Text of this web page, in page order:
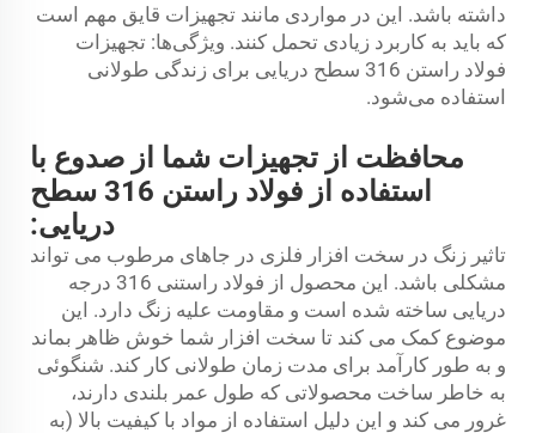
داشته باشد. این در مواردی مانند تجهیزات قایق مهم است
که باید به کاربرد زیادی تحمل کنند. ویژگی‌ها: تجهیزات
فولاد راستن 316 سطح دریایی برای زندگی طولانی
استفاده می‌شود.
محافظت از تجهیزات شما از صدوع با
استفاده از فولاد راستن 316 سطح
دریایی:
تاثیر زنگ در سخت افزار فلزی در جاهای مرطوب می تواند
مشکلی باشد. این محصول از فولاد راستنی 316 درجه
دریایی ساخته شده است و مقاومت علیه زنگ دارد. این
موضوع کمک می کند تا سخت افزار شما خوش ظاهر بماند
و به طور کارآمد برای مدت زمان طولانی کار کند. شنگوئی
به خاطر ساخت محصولاتی که طول عمر بلندی دارند،
غرور می کند و این دلیل استفاده از مواد با کیفیت بالا (به